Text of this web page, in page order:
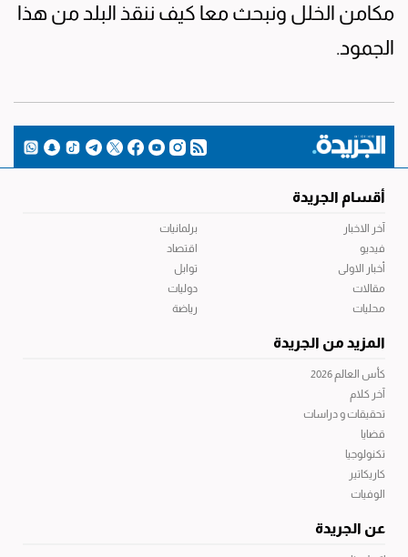
مكامن الخلل ونبحث معا كيف ننقذ البلد من هذا
الجمود.
أقسام الجريدة
آخر الاخبار
فيديو
أخبار الاولى
مقالات
محليات
برلمانيات
اقتصاد
توابل
دوليات
رياضة
المزيد من الجريدة
كأس العالم 2026
آخر كلام
تحقيقات و دراسات
قضايا
تكنولوجيا
كاريكاتير
الوفيات
عن الجريدة